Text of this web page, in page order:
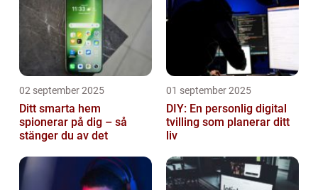
02 september 2025
Ditt smarta hem
spionerar på dig – så
stänger du av det
01 september 2025
DIY: En personlig digital
tvilling som planerar ditt
liv